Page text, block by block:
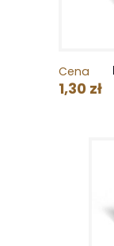
Cena
1,30 zł